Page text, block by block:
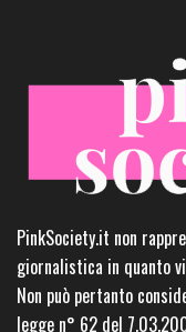
PinkSociety.it non
giornalistica in quanto
Non può pertanto
legge n° 62 del